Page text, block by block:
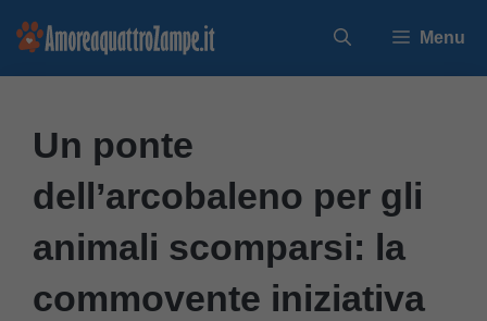
Vai
Menu
Un ponte
dell’arcobaleno per gli
animali scomparsi: la
commovente iniziativa